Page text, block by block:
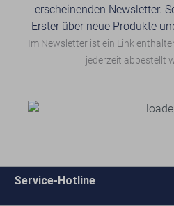
erscheinenden Newsletter.
Erster über neue Produkte
Im Newsletter ist ein Link
jederzeit abbestellt
Service-Hotline